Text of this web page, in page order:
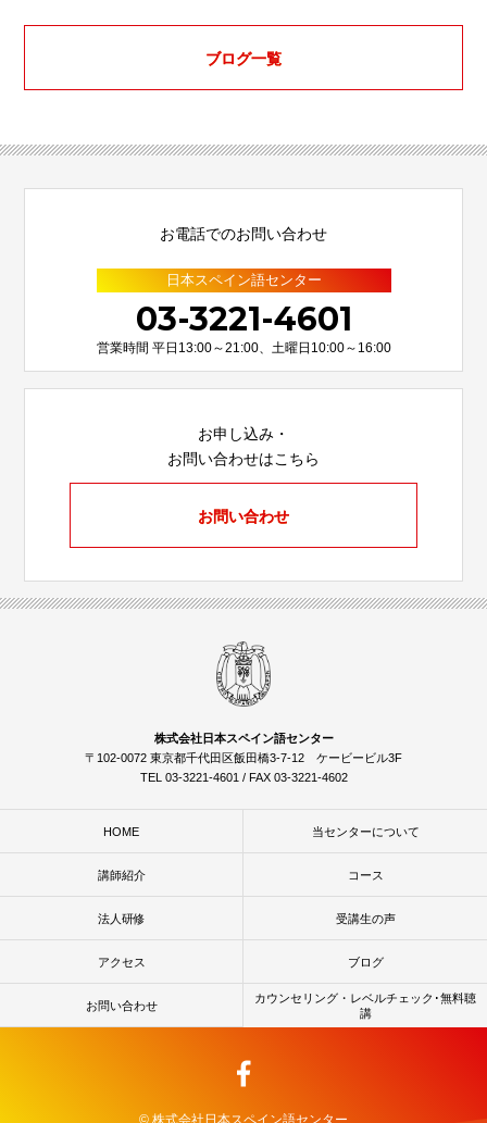
ブログ一覧
お電話でのお問い合わせ
日本スペイン語センター
03-3221-4601
営業時間 平日13:00～21:00、土曜日10:00～16:00
お申し込み・
お問い合わせはこちら
お問い合わせ
株式会社日本スペイン語センター
〒102-0072 東京都千代田区飯田橋3-7-12 ケービービル3F
TEL 03-3221-4601 / FAX 03-3221-4602
HOME 当センターについて
講師紹介 コース
法人研修 受講生の声
アクセス ブログ
お問い合わせ
カウンセリング・レベルチェック･無料聴
講
© 株式会社日本スペイン語センター